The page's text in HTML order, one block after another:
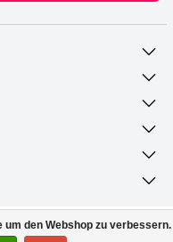
and more UG
den Webshop zu verbessern.